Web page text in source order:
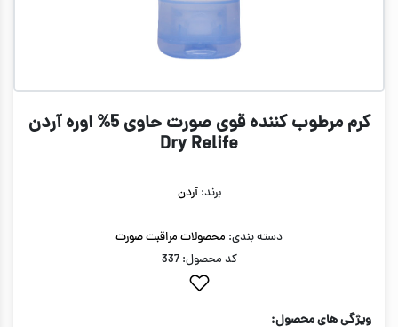
كرم مرطوب كننده قوی صورت حاوی 5% اوره آردن
Dry Relife
برند:آردن
دسته بندی: محصولات مراقبت صورت
کد محصول: 337
ویژگی های محصول: